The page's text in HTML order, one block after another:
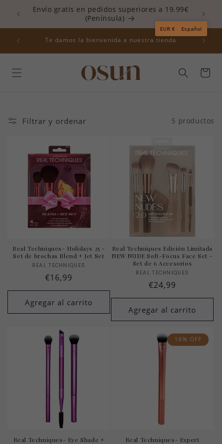
EUR € Español
directamenteEnvío gratis en pedidos superiores a 19.99€
(Península)
Te damos la bienvenida a nuestra tienda
Carrito
Filtrar y ordenar 5 productos
Real Techniques- Holidays 25 -
Set de brochas Blend + Jet Set
Proveedor:
REAL TECHNIQUES
Precio
habitual
€16,99
Agregar al carrito
Real Techniques Edición Limitada
NEW NUDE Soft-Focus Face Set –
Set de 6 Accesorios
Proveedor:
REAL TECHNIQUES
Precio
habitual
€24,99
Agregar al carrito
Real Techniques- Eye Shade +
16% OFF
Real Techniques- Expert